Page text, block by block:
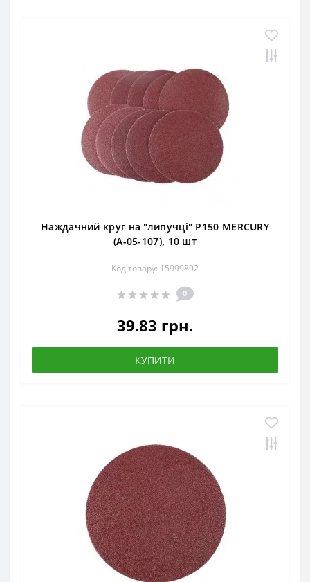
Наждачний круг на "липучці" Р150 MERCURY
(А-05-107), 10 шт
Код товару: 15999892
0
39.83 грн.
КУПИТИ